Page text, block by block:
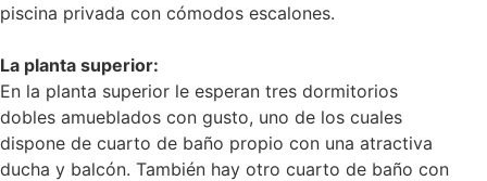
piscina privada con cómodos escalones.
La planta superior:
En la planta superior le esperan tres dormitorios
dobles amueblados con gusto, uno de los cuales
dispone de cuarto de baño propio con una atractiva
ducha y balcón. También hay otro cuarto de baño con